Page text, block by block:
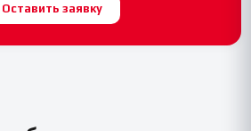
Оставить заявку